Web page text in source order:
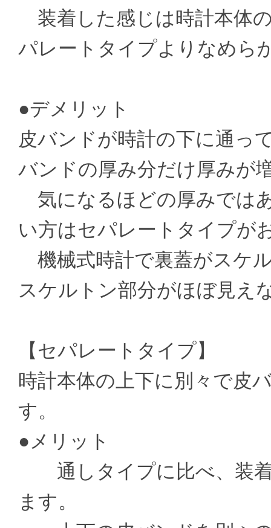
装着した感じは時計本体
パレートタイプよりなめら
●デメリット
皮バンドが時計の下に通っ
バンドの厚み分だけ厚みが
気になるほどの厚みでは
い方はセパレートタイプが
機械式時計で裏蓋がスケ
スケルトン部分がほぼ見え
【セパレートタイプ】
時計本体の上下に別々で皮
す。
●メリット
通しタイプに比べ、装着
ます。